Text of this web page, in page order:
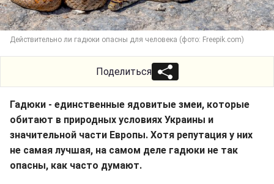
Действительно ли гадюки опасны для человека (фото: Freepik.com)
Поделиться
Гадюки - единственные ядовитые змеи, которые
обитают в природных условиях Украины и
значительной части Европы. Хотя репутация у них
не самая лучшая, на самом деле гадюки не так
опасны, как часто думают.